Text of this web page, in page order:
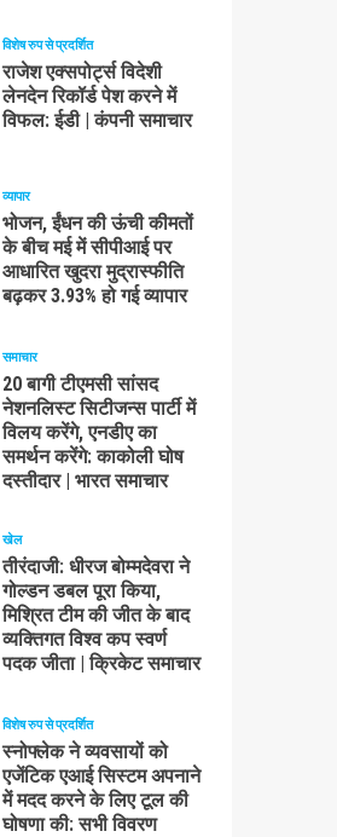
विशेष रुप से प्रदर्शित
राजेश एक्सपोर्ट्स विदेशी
लेनदेन रिकॉर्ड पेश करने में
विफल: ईडी | कंपनी समाचार
व्यापार
भोजन, ईंधन की ऊंची कीमतों
के बीच मई में सीपीआई पर
आधारित खुदरा मुद्रास्फीति
बढ़कर 3.93% हो गई व्यापार
समाचार
20 बागी टीएमसी सांसद
नेशनलिस्ट सिटीजन्स पार्टी में
विलय करेंगे, एनडीए का
समर्थन करेंगे: काकोली घोष
दस्तीदार | भारत समाचार
खेल
तीरंदाजी: धीरज बोम्मदेवरा ने
गोल्डन डबल पूरा किया,
मिश्रित टीम की जीत के बाद
व्यक्तिगत विश्व कप स्वर्ण
पदक जीता | क्रिकेट समाचार
विशेष रुप से प्रदर्शित
स्नोफ्लेक ने व्यवसायों को
एजेंटिक एआई सिस्टम अपनाने
में मदद करने के लिए टूल की
घोषणा की: सभी विवरण